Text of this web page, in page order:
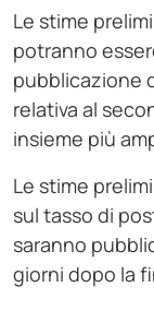
Le stime
potranno
pubblicazione
relativa al
insieme più
Le stime
sul tasso di
saranno
giorni dopo la